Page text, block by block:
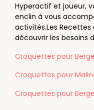
Hyperactif et joueur,
enclin à vous
activités.Les Recettes
découvrir les besoins
Croquettes pour
Croquettes pour
Croquettes pour